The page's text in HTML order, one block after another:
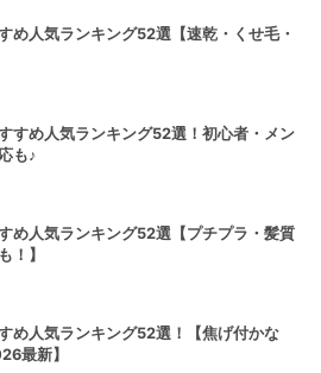
め人気ランキング52選【速乾・くせ毛・
すめ人気ランキング52選！初心者・メン
も♪
め人気ランキング52選【プチプラ・髪質
！】
め人気ランキング52選！【焦げ付かな
最新】